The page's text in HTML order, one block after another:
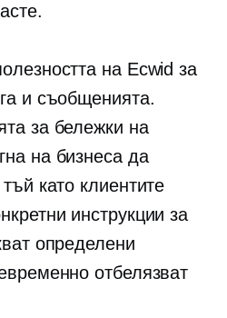
на Ecwid за
и съобщенията.
за бележки на
на бизнеса да
като клиентите
инструкции за
определени
отбелязват